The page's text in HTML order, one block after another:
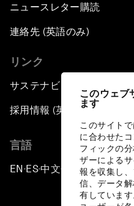
このウェブ
ます
このサイト
に合わせた
フィックの
ザーによる
報を収集し
信、データ
有しています
ニュースレター購読
連絡先 (英語のみ)
リンク
サステナビリティへの取り
採用情報 (英語のみ)
言語
EN ▪ES▪中文▪ 日本語